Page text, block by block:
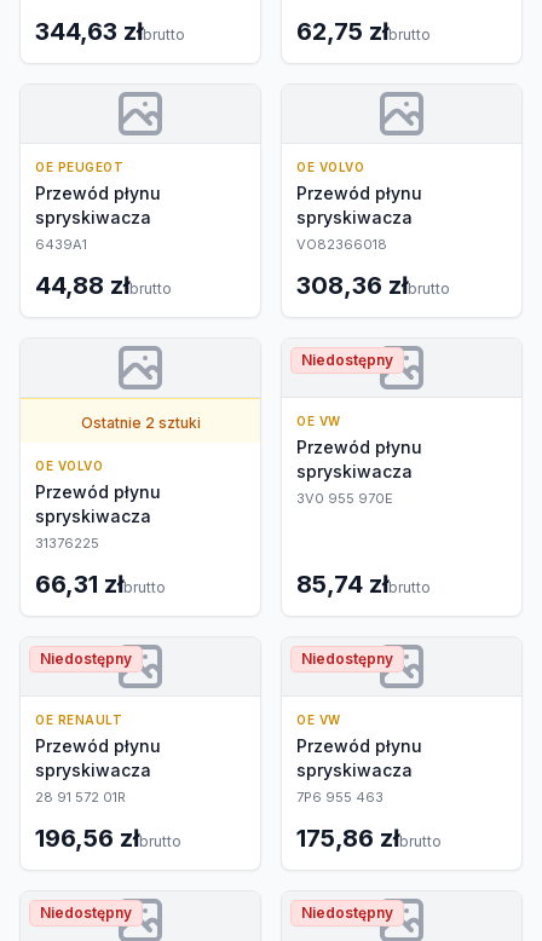
344,63 złbrutto 62,75 złbrutto
OE PEUGEOT
Przewód płynu
spryskiwacza
6439A1
44,88 złbrutto
OE VOLVO
Przewód płynu
spryskiwacza
VO82366018
308,36 złbrutto
Ostatnie 2 sztuki
OE VOLVO
Przewód płynu
spryskiwacza
31376225
66,31 złbrutto
Niedostępny
OE VW
Przewód płynu
spryskiwacza
3V0 955 970E
85,74 złbrutto
Niedostępny
OE RENAULT
Przewód płynu
spryskiwacza
28 91 572 01R
196,56 złbrutto
Niedostępny
OE VW
Przewód płynu
spryskiwacza
7P6 955 463
175,86 złbrutto
Niedostępny Niedostępny